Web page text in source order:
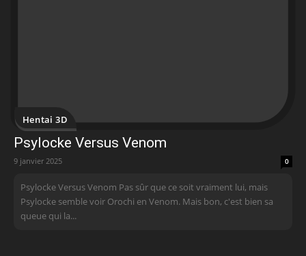
Hentai 3D
Psylocke Versus Venom
9 janvier 2025 0
Psylocke Versus Venom Pas sûr que ce soit vraiment lui, mais
Psylocke semble voir Orochi en Venom. Mais bon, c'est bien sa
queue qui la...